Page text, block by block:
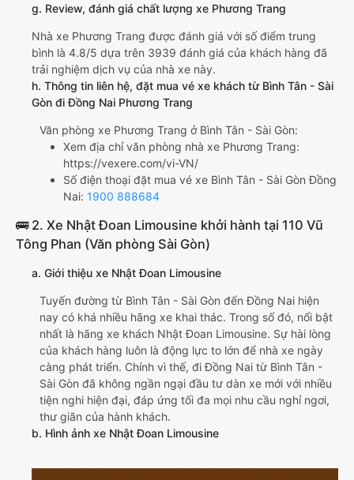
g. Review, đánh giá chất lượng xe Phương Trang
Nhà xe Phương Trang được đánh giá với số điểm trung
bình là 4.8/5 dựa trên 3939 đánh giá của khách hàng đã
trải nghiệm dịch vụ của nhà xe này.
h. Thông tin liên hệ, đặt mua vé xe khách từ Bình Tân - Sài
Gòn đi Đồng Nai Phương Trang
Văn phòng xe Phương Trang ở Bình Tân - Sài Gòn:
Xem địa chỉ văn phòng nhà xe Phương Trang:
https://vexere.com/vi-VN/
Số điện thoại đặt mua vé xe Bình Tân - Sài Gòn Đồng
Nai: 1900 888684
🚌 2. Xe Nhật Đoan Limousine khởi hành tại 110 Vũ
Tông Phan (Văn phòng Sài Gòn)
a. Giới thiệu xe Nhật Đoan Limousine
Tuyến đường từ Bình Tân - Sài Gòn đến Đồng Nai hiện
nay có khá nhiều hãng xe khai thác. Trong số đó, nổi bật
nhất là hãng xe khách Nhật Đoan Limousine. Sự hài lòng
của khách hàng luôn là động lực to lớn để nhà xe ngày
càng phát triển. Chính vì thế, đi Đồng Nai từ Bình Tân -
Sài Gòn đã không ngần ngại đầu tư dàn xe mới với nhiều
tiện nghi hiện đại, đáp ứng tối đa mọi nhu cầu nghỉ ngơi,
thư giãn của hành khách.
b. Hình ảnh xe Nhật Đoan Limousine